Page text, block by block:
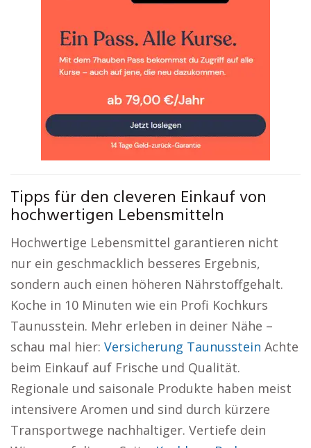
Tipps für den cleveren Einkauf von
hochwertigen Lebensmitteln
Hochwertige Lebensmittel garantieren nicht
nur ein geschmacklich besseres Ergebnis,
sondern auch einen höheren Nährstoffgehalt.
Koche in 10 Minuten wie ein Profi Kochkurs
Taunusstein. Mehr erleben in deiner Nähe –
schau mal hier: Versicherung Taunusstein Achte
beim Einkauf auf Frische und Qualität.
Regionale und saisonale Produkte haben meist
intensivere Aromen und sind durch kürzere
Transportwege nachhaltiger. Vertiefe dein